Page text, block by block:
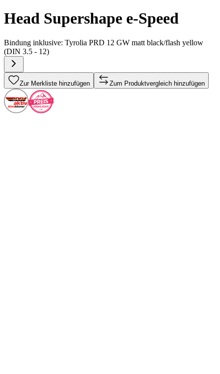
Head Supershape e-Speed
Bindung inklusive: Tyrolia PRD 12 GW matt black/flash yellow
(DIN 3.5 - 12)
Zur Merkliste hinzufügen Zum Produktvergleich hinzufügen